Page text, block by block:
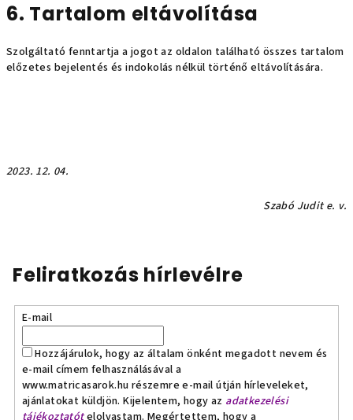
6. Tartalom eltávolítása
Szolgáltató fenntartja a jogot az oldalon található összes tartalom
előzetes bejelentés és indokolás nélkül történő eltávolítására.
2023. 12. 04.
Szabó Judit e. v.
Feliratkozás hírlevélre
E-mail
Hozzájárulok, hogy az általam önként megadott nevem és
e-mail címem felhasználásával a
www.matricasarok.hu részemre e-mail útján hírleveleket,
ajánlatokat küldjön. Kijelentem, hogy az adatkezelési
tájékoztatótelolvastam. Megértettem, hogy a